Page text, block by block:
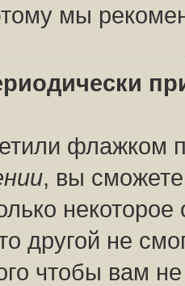
мы
флажком
, вы
другой не
чтобы вам